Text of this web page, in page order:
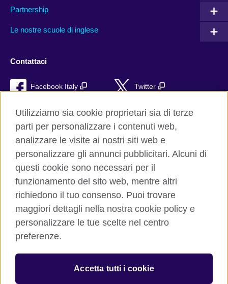
Partnership
Le nostre scuole di inglese
Contattaci
Facebook Italy Twitter
YouTube TikTok
RSS
British Council global
Privacy e condizioni d'uso
Cookie
Sitemap
Aiuto
© 2026 British Council
Utilizziamo sia cookie proprietari sia di terze
parti per personalizzare i contenuti web,
analizzare le visite ai nostri siti web e
personalizzare gli annunci pubblicitari. Alcuni di
questi cookie sono necessari per il
funzionamento del sito web, mentre altri
richiedono il tuo consenso. Puoi trovare
maggiori dettagli nella nostra cookie policy e
personalizzare le tue scelte nel centro
preferenze.
Accetta tutti i cookie